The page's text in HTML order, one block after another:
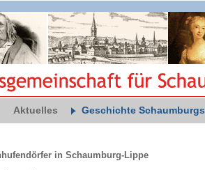
Aktuelles Geschichte Schaumburgs
in Schaumburg-Lippe